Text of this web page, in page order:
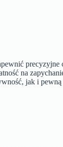
precyzyjne
na
jak i pewną